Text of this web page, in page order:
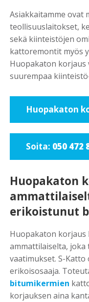
Asiakkaitamme ovat
teollisuuslaitokset,
sekä kiinteistöjen
kattoremontit myös
Huopakaton korjaus
suurempaa
Huopakaton
Soita: 050 472
Huopakaton
erikoistunut
Huopakaton korjaus
ammattilaiselta,
vaatimukset. S-Katto
erikoisosaaja.
bitumikermien
korjauksen aina